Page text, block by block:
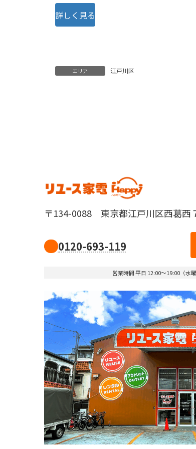
詳しく見る
エリア 江戸川区
〒134-0088 東京都江戸川区西葛西
0120-693-119
営業時間 平日 12:00～19:00（